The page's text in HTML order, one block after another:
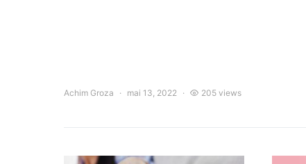
Achim Groza mai 13, 2022 205 views